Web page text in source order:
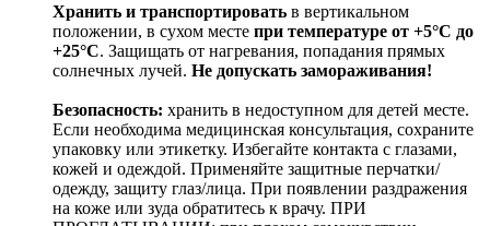
Хранить и транспортировать в вертикальном
положении, в сухом месте при температуре от +5°С до
+25°С. Защищать от нагревания, попадания прямых
солнечных лучей. Не допускать замораживания!
Безопасность: хранить в недоступном для детей месте.
Если необходима медицинская консультация, сохраните
упаковку или этикетку. Избегайте контакта с глазами,
кожей и одеждой. Применяйте защитные перчатки/
одежду, защиту глаз/лица. При появлении раздражения
на коже или зуда обратитесь к врачу. ПРИ